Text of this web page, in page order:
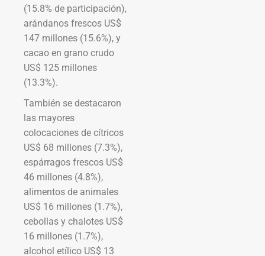
(15.8% de participación),
arándanos frescos US$
147 millones (15.6%), y
cacao en grano crudo
US$ 125 millones
(13.3%).
También se destacaron
las mayores
colocaciones de cítricos
US$ 68 millones (7.3%),
espárragos frescos US$
46 millones (4.8%),
alimentos de animales
US$ 16 millones (1.7%),
cebollas y chalotes US$
16 millones (1.7%),
alcohol etílico US$ 13